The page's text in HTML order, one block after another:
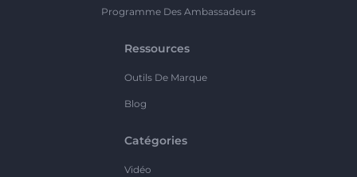
Programme Des Ambassadeurs
Ressources
Outils De Marque
Blog
Catégories
Vidéo